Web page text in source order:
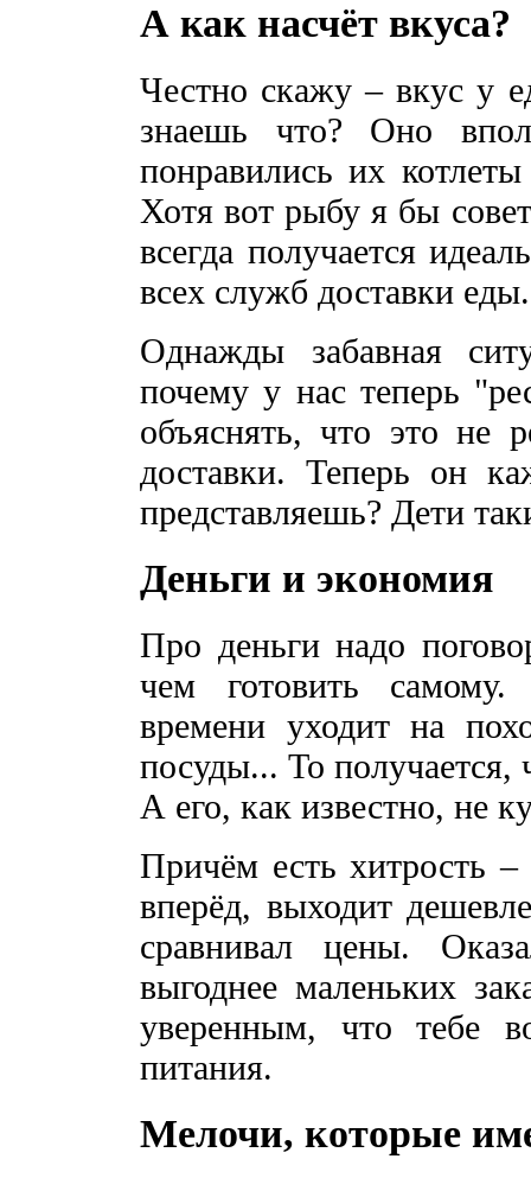
А как насчёт вкуса?
Честно скажу – вкус у
знаешь что? Оно
понравились их
Хотя вот рыбу я бы
всегда получается
всех служб доставки еды.
Однажды забавная
почему у нас теперь
объяснять, что это не
доставки. Теперь он
представляешь? Дети
Деньги и экономия
Про деньги надо
чем готовить
времени уходит на
посуды... То получается,
А его, как известно, не
Причём есть хитрость –
вперёд, выходит
сравнивал цены.
выгоднее маленьких
уверенным, что тебе
питания.
Мелочи, которые